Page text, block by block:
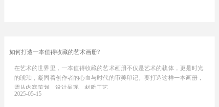
如何打造一本值得收藏的艺术画册?
在艺术的世界里，一本值得收藏的艺术画册不仅是艺术的载体，更是时光
的琥珀，凝固着创作者的心血与时代的审美印记。要打造这样一本画册，
需从内容策划、设计呈现、材质工艺…
2025-05-15